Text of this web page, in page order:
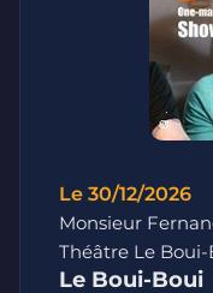
Le 30/12/2026
Monsieur
Théâtre Le
Le Boui-Boui